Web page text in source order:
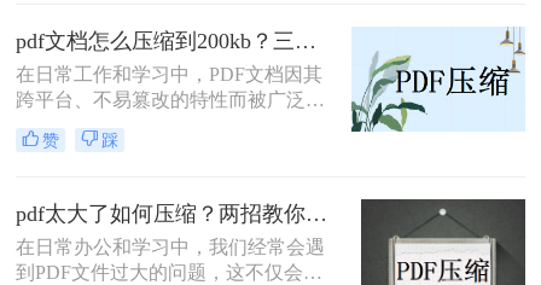
文将介绍两种实用的方法，帮助你将
PDF文件大小压缩到5M以内。
pdf文档怎么压缩到200kb？三种实用的方法分享！
在日常工作和学习中，PDF文档因其
跨平台、不易篡改的特性而被广泛使
用。然而，有时PDF文件过大，不便
于传输或存储，因此，将PDF文档压
为重要。那么pdf文档怎么压缩到
200kb呢？本文将介绍三种将PDF文档
压缩至200KB的方法。
赞 踩
pdf太大了如何压缩？两招教你轻松压缩！
在日常办公和学习中，我们经常会遇
到PDF文件过大的问题，这不仅会占